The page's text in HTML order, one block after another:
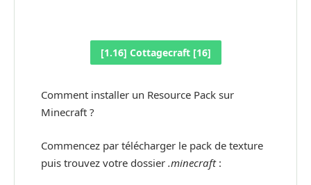
[1.16] Cottagecraft [16]
Comment installer un Resource Pack sur
Minecraft ?
Commencez par télécharger le pack de texture
puis trouvez votre dossier .minecraft: